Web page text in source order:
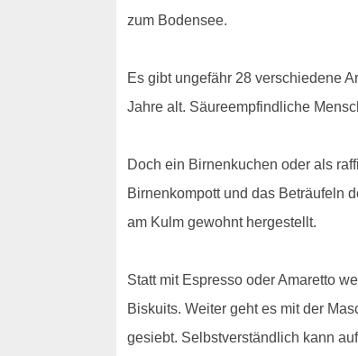
zum Bodensee.
Es gibt ungefähr 28 verschiedene
Jahre alt. Säureempfindliche
Doch ein Birnenkuchen oder als
Birnenkompott und das Beträufeln
am Kulm gewohnt hergestellt.
Statt mit Espresso oder Amaretto
Biskuits. Weiter geht es mit der
gesiebt. Selbstverständlich kann